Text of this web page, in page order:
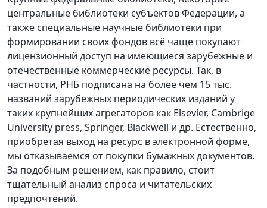
центральные библиотеки субъектов Федерации, а
также специальные научные библиотеки при
формировании своих фондов всё чаще покупают
лицензионный доступ на имеющиеся зарубежные и
отечественные коммерческие ресурсы. Так, в
частности, РНБ подписана на более чем 15 тыс.
названий зарубежных периодических изданий у
таких крупнейших агрегаторов как Elsevier, Cambrige
University press, Springer, Blackwell и др. Естественно,
приобретая выход на ресурс в электронной форме,
мы отказываемся от покупки бумажных документов.
За подобным решением, как правило, стоит
тщательный анализ спроса и читательских
предпочтений.